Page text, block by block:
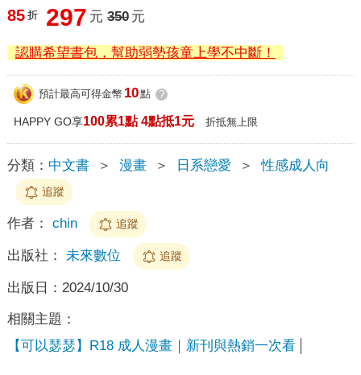
85 折 297 元 350 元
認購希望書包，幫助弱勢孩童上學不中斷！
預計最高可得金幣 10點 ?
HAPPY GO享100累1點 4點抵1元 折抵無上限
分類： 中文書 ＞ 漫畫 ＞ 日系戀愛 ＞ 性感成人向
追蹤
作者： chin 追蹤
出版社： 未來數位 追蹤
出版日： 2024/10/30
相關主題：
【可以瑟瑟】R18 成人漫畫｜新刊與熱銷一次看